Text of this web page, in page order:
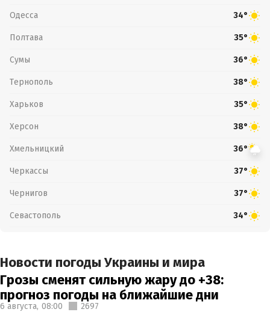
Одесса 34°
Полтава 35°
Сумы 36°
Тернополь 38°
Харьков 35°
Херсон 38°
Хмельницкий 36°
Черкассы 37°
Чернигов 37°
Севастополь 34°
Новости погоды Украины и мира
Грозы сменят сильную жару до +38:
прогноз погоды на ближайшие дни
6 августа, 08:00 2697